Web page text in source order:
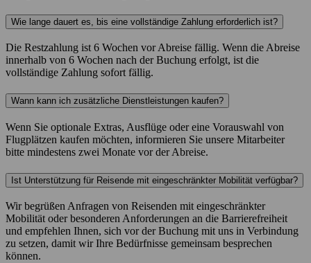
Wie lange dauert es, bis eine vollständige Zahlung erforderlich ist?
Die Restzahlung ist 6 Wochen vor Abreise fällig. Wenn die Abreise
innerhalb von 6 Wochen nach der Buchung erfolgt, ist die
vollständige Zahlung sofort fällig.
Wann kann ich zusätzliche Dienstleistungen kaufen?
Wenn Sie optionale Extras, Ausflüge oder eine Vorauswahl von
Flugplätzen kaufen möchten, informieren Sie unsere Mitarbeiter
bitte mindestens zwei Monate vor der Abreise.
Ist Unterstützung für Reisende mit eingeschränkter Mobilität verfügbar?
Wir begrüßen Anfragen von Reisenden mit eingeschränkter
Mobilität oder besonderen Anforderungen an die Barrierefreiheit
und empfehlen Ihnen, sich vor der Buchung mit uns in Verbindung
zu setzen, damit wir Ihre Bedürfnisse gemeinsam besprechen
können.